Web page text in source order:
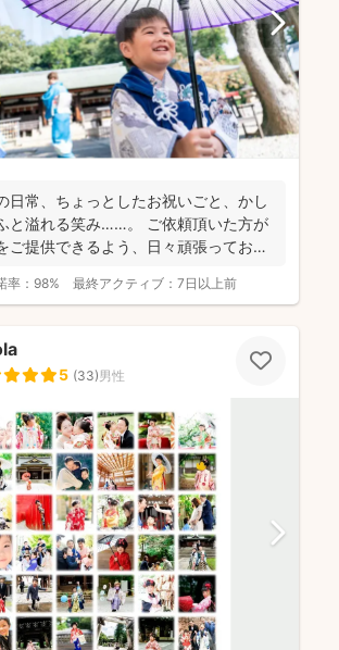
日常、ちょっとしたお祝いごと、かし
と溢れる笑み……。 ご依頼頂いた方が
ご提供できるよう、日々頑張っており
率： 98% 最終アクティブ： 7日以上前
5 (33)男性